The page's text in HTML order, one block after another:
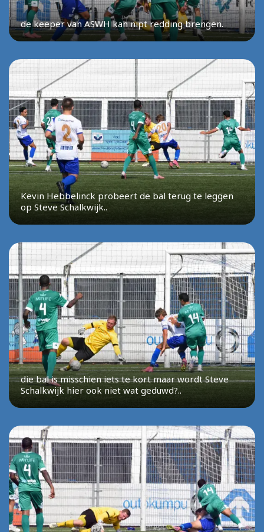
de keeper van ASWH kan nipt redding brengen.
Kevin Hebbelinck probeert de bal terug te leggen
op Steve Schalkwijk..
die bal is misschien iets te kort maar wordt Steve
Schalkwijk hier ook niet wat geduwd?..